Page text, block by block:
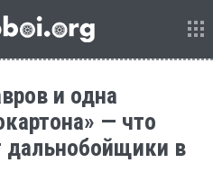
и одна
— что
дальнобойщики в